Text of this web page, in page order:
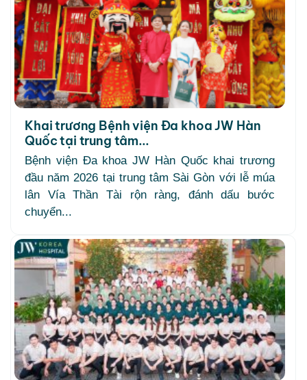
Khai trương Bệnh viện Đa khoa JW Hàn
Quốc tại trung tâm...
Bệnh viện Đa khoa JW Hàn Quốc khai trương
đầu năm 2026 tại trung tâm Sài Gòn với lễ múa
lân Vía Thần Tài rộn ràng, đánh dấu bước
chuyển...